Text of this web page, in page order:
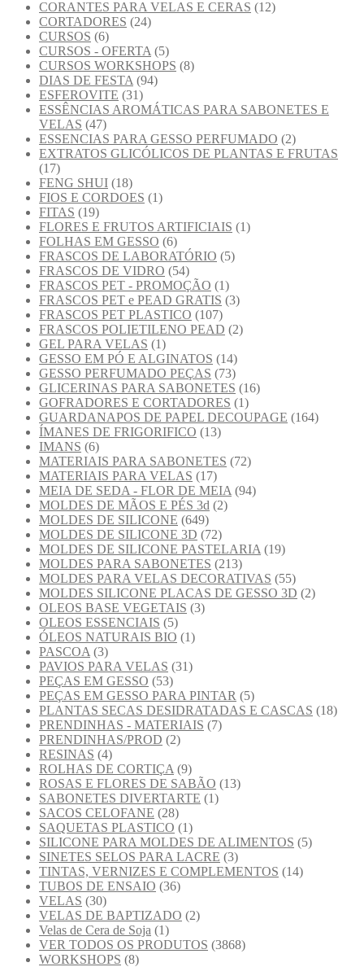
CORANTES PARA VELAS E CERAS (12)
CORTADORES (24)
CURSOS (6)
CURSOS - OFERTA (5)
CURSOS WORKSHOPS (8)
DIAS DE FESTA (94)
ESFEROVITE (31)
ESSÊNCIAS AROMÁTICAS PARA SABONETES E
VELAS (47)
ESSENCIAS PARA GESSO PERFUMADO (2)
EXTRATOS GLICÓLICOS DE PLANTAS E FRUTAS
(17)
FENG SHUI (18)
FIOS E CORDOES (1)
FITAS (19)
FLORES E FRUTOS ARTIFICIAIS (1)
FOLHAS EM GESSO (6)
FRASCOS DE LABORATÓRIO (5)
FRASCOS DE VIDRO (54)
FRASCOS PET - PROMOÇÃO (1)
FRASCOS PET e PEAD GRATIS (3)
FRASCOS PET PLASTICO (107)
FRASCOS POLIETILENO PEAD (2)
GEL PARA VELAS (1)
GESSO EM PÓ E ALGINATOS (14)
GESSO PERFUMADO PEÇAS (73)
GLICERINAS PARA SABONETES (16)
GOFRADORES E CORTADORES (1)
GUARDANAPOS DE PAPEL DECOUPAGE (164)
ÍMANES DE FRIGORIFICO (13)
IMANS (6)
MATERIAIS PARA SABONETES (72)
MATERIAIS PARA VELAS (17)
MEIA DE SEDA - FLOR DE MEIA (94)
MOLDES DE MÃOS E PÉS 3d (2)
MOLDES DE SILICONE (649)
MOLDES DE SILICONE 3D (72)
MOLDES DE SILICONE PASTELARIA (19)
MOLDES PARA SABONETES (213)
MOLDES PARA VELAS DECORATIVAS (55)
MOLDES SILICONE PLACAS DE GESSO 3D (2)
OLEOS BASE VEGETAIS (3)
OLEOS ESSENCIAIS (5)
ÓLEOS NATURAIS BIO (1)
PASCOA (3)
PAVIOS PARA VELAS (31)
PEÇAS EM GESSO (53)
PEÇAS EM GESSO PARA PINTAR (5)
PLANTAS SECAS DESIDRATADAS E CASCAS (18)
PRENDINHAS - MATERIAIS (7)
PRENDINHAS/PROD (2)
RESINAS (4)
ROLHAS DE CORTIÇA (9)
ROSAS E FLORES DE SABÃO (13)
SABONETES DIVERTARTE (1)
SACOS CELOFANE (28)
SAQUETAS PLASTICO (1)
SILICONE PARA MOLDES DE ALIMENTOS (5)
SINETES SELOS PARA LACRE (3)
TINTAS, VERNIZES E COMPLEMENTOS (14)
TUBOS DE ENSAIO (36)
VELAS (30)
VELAS DE BAPTIZADO (2)
Velas de Cera de Soja (1)
VER TODOS OS PRODUTOS (3868)
WORKSHOPS (8)